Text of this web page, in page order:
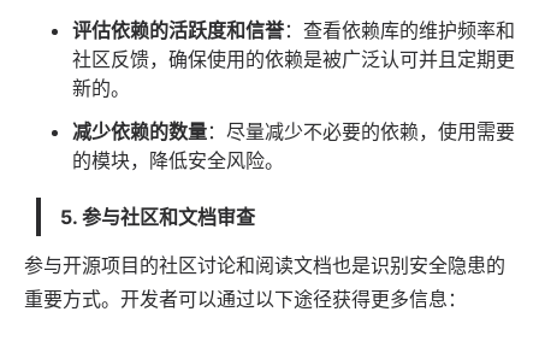
评估依赖的活跃度和信誉：查看依赖库的维护频率和
社区反馈，确保使用的依赖是被广泛认可并且定期更
新的。
减少依赖的数量：尽量减少不必要的依赖，使用需要
的模块，降低安全风险。
5. 参与社区和文档审查
参与开源项目的社区讨论和阅读文档也是识别安全隐患的
重要方式。开发者可以通过以下途径获得更多信息：